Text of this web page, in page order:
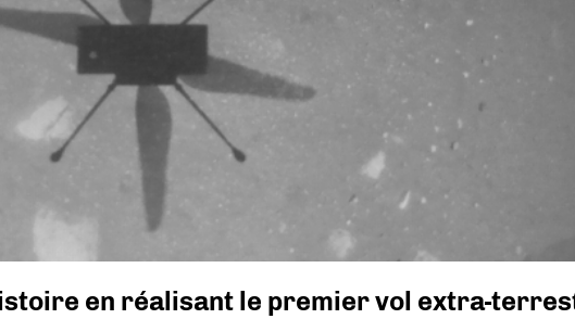
en réalisant le premier vol extra-